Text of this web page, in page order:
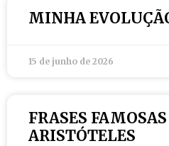
MINHA
15 de junho de 2026
FRASES
ARISTÓTELES